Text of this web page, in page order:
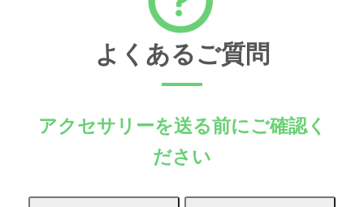
よくあるご質問
アクセサリーを送る前にご確認く
ださい